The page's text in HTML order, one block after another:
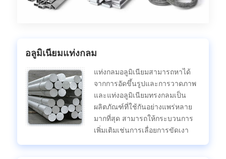
อลูมิเนียมแท่งกลม
แท่งกลมอลูมิเนียมสามารถหาได้
จากการอัดขึ้นรูปและการวาดภาพ
และแท่งอลูมิเนียมทรงกลมเป็น
ผลิตภัณฑ์ที่ใช้กันอย่างแพร่หลาย
มากที่สุด สามารถให้กระบวนการ
เพิ่มเติมเช่นการเลื่อยการขัดเงา